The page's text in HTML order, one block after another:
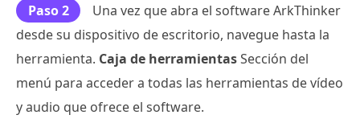
Paso 2
Una vez que abra el software ArkThinker
desde su dispositivo de escritorio, navegue hasta la
herramienta. Caja de herramientasSección del
menú para acceder a todas las herramientas de vídeo
y audio que ofrece el software.